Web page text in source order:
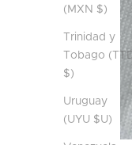
(MXN $)
Trinidad y
Tobago
$)
Uruguay
(UYU $U)